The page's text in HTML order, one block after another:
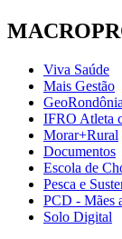
Viva Saúde
Mais Gestão
GeoRondônia
IFRO Atleta
Morar+Rural
Documentos
Escola de
Pesca e
PCD - Mães
Solo Digital